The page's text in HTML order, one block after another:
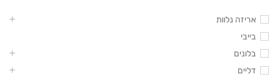
אריזה נלוות
בייבי
בלונים
דליים